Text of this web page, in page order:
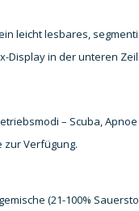
leicht lesbares,
Display in der unteren
– Scuba,
zur Verfügung.
(21-100%